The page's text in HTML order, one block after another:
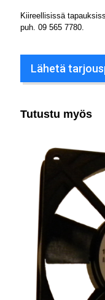
Kiireellisissä
puh. 09 565 7780
Lähetä
Tutustu myös